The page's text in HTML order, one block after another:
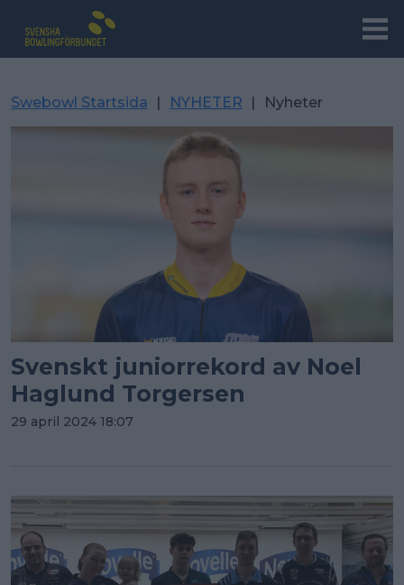
Swebowl Startsida | NYHETER | Nyheter
Svenskt juniorrekord av Noel
Haglund Torgersen
29 april 2024 18:07